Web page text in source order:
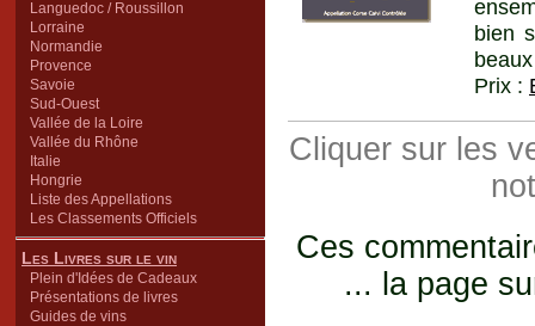
Languedoc / Roussillon
Lorraine
Normandie
Provence
Savoie
Sud-Ouest
Vallée de la Loire
Vallée du Rhône
Italie
Hongrie
Liste des Appellations
Les Classements Officiels
Les Livres sur le vin
Plein d'Idées de Cadeaux
Présentations de livres
Guides de vins
bien
Prix :
Cliquer sur les
Ces
... la page